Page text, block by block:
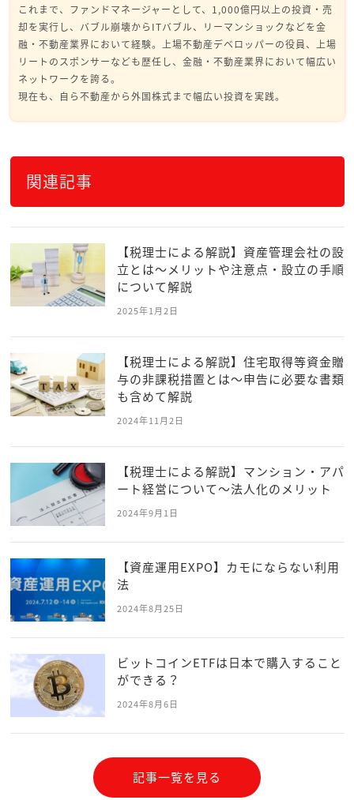
これまで、ファンドマネージャーとして、1,000億円以上の投資・売
却を実行し、バブル崩壊からITバブル、リーマンショックなどを金
融・不動産業界において経験。上場不動産デベロッパーの役員、上場
リートのスポンサーなども歴任し、金融・不動産業界において幅広い
ネットワークを誇る。
現在も、自ら不動産から外国株式まで幅広い投資を実践。
関連記事
【税理士による解説】資産管理会社の設
立とは～メリットや注意点・設立の手順
について解説
2025年1月2日
【税理士による解説】住宅取得等資金贈
与の非課税措置とは～申告に必要な書類
も含めて解説
2024年11月2日
【税理士による解説】マンション・アパ
ート経営について～法人化のメリット
2024年9月1日
【資産運用EXPO】カモにならない利用
法
2024年8月25日
ビットコインETFは日本で購入すること
ができる？
2024年8月6日
記事一覧を見る